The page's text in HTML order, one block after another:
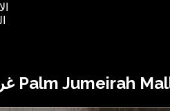
Palm Jumeirah